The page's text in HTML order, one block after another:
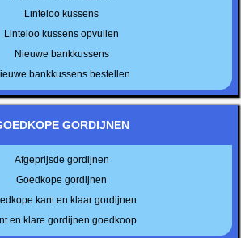
Linteloo kussens
Linteloo kussens opvullen
Nieuwe bankkussens
bankkussens bestellen
GORDIJNEN
Afgeprijsde gordijnen
Goedkope gordijnen
kant en klaar gordijnen
en klare gordijnen goedkoop